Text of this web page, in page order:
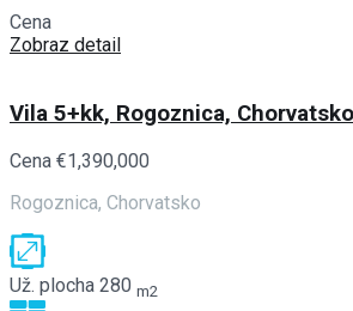
Cena
Zobraz detail
Vila 5+kk, Rogoznica, Chorvatsko
Cena €1,390,000
Rogoznica, Chorvatsko
Už. plocha 280 m2